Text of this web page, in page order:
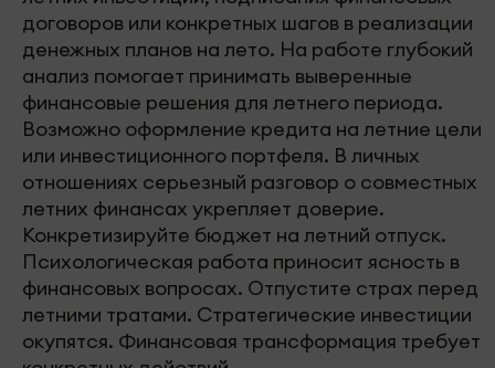
договоров или конкретных шагов в реализации
денежных планов на лето. На работе глубокий
анализ помогает принимать выверенные
финансовые решения для летнего периода.
Возможно оформление кредита на летние цели
или инвестиционного портфеля. В личных
отношениях серьезный разговор о совместных
летних финансах укрепляет доверие.
Конкретизируйте бюджет на летний отпуск.
Психологическая работа приносит ясность в
финансовых вопросах. Отпустите страх перед
летними тратами. Стратегические инвестиции
окупятся. Финансовая трансформация требует